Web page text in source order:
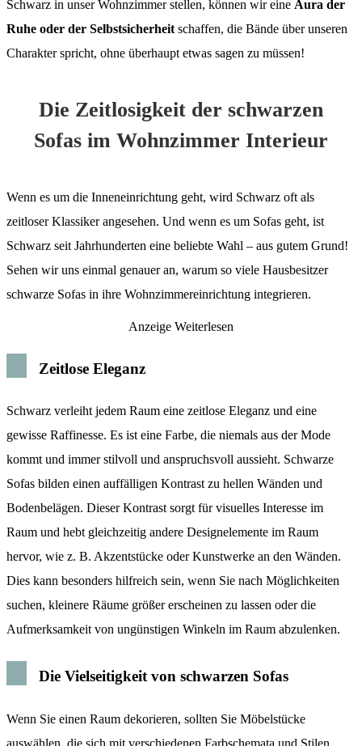
Schwarz in unser Wohnzimmer stellen, können wir eine Aura der
Ruhe oder der Selbstsicherheit schaffen, die Bände über unseren
Charakter spricht, ohne überhaupt etwas sagen zu müssen!
Die Zeitlosigkeit der schwarzen
Sofas im Wohnzimmer Interieur
Wenn es um die Inneneinrichtung geht, wird Schwarz oft als
zeitloser Klassiker angesehen. Und wenn es um Sofas geht, ist
Schwarz seit Jahrhunderten eine beliebte Wahl – aus gutem Grund!
Sehen wir uns einmal genauer an, warum so viele Hausbesitzer
schwarze Sofas in ihre Wohnzimmereinrichtung integrieren.
Anzeige Weiterlesen
Zeitlose Eleganz
Schwarz verleiht jedem Raum eine zeitlose Eleganz und eine
gewisse Raffinesse. Es ist eine Farbe, die niemals aus der Mode
kommt und immer stilvoll und anspruchsvoll aussieht. Schwarze
Sofas bilden einen auffälligen Kontrast zu hellen Wänden und
Bodenbelägen. Dieser Kontrast sorgt für visuelles Interesse im
Raum und hebt gleichzeitig andere Designelemente im Raum
hervor, wie z. B. Akzentstücke oder Kunstwerke an den Wänden.
Dies kann besonders hilfreich sein, wenn Sie nach Möglichkeiten
suchen, kleinere Räume größer erscheinen zu lassen oder die
Aufmerksamkeit von ungünstigen Winkeln im Raum abzulenken.
Die Vielseitigkeit von schwarzen Sofas
Wenn Sie einen Raum dekorieren, sollten Sie Möbelstücke
auswählen, die sich mit verschiedenen Farbschemata und Stilen